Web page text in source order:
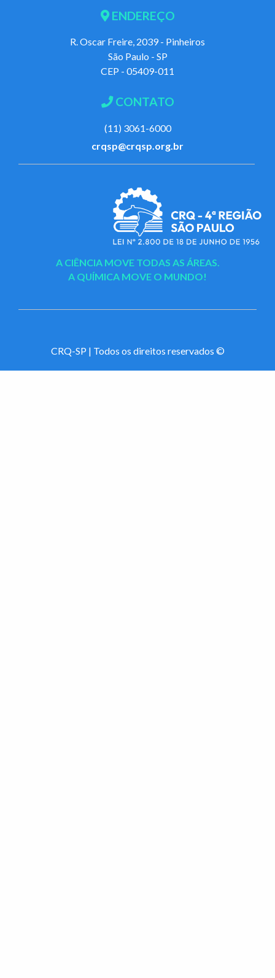
ENDEREÇO
R. Oscar Freire, 2039 - Pinheiros
São Paulo - SP
CEP - 05409-011
CONTATO
(11) 3061-6000
crqsp@crqsp.org.br
A CIÊNCIA MOVE TODAS AS ÁREAS.
A QUÍMICA MOVE O MUNDO!
CRQ-SP | Todos os direitos reservados ©